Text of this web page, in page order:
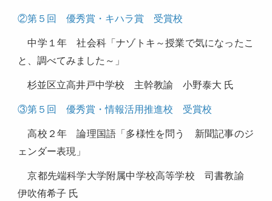
②第５回 優秀賞・キハラ賞 受賞校
中学１年 社会科「ナゾトキ～授業で気になったこ
と、調べてみました～」
杉並区立高井戸中学校 主幹教諭 小野泰大 氏
③第５回 優秀賞・情報活用推進校 受賞校
高校２年 論理国語「多様性を問う 新聞記事のジ
ェンダー表現」
京都先端科学大学附属中学校高等学校 司書教諭
伊吹侑希子 氏